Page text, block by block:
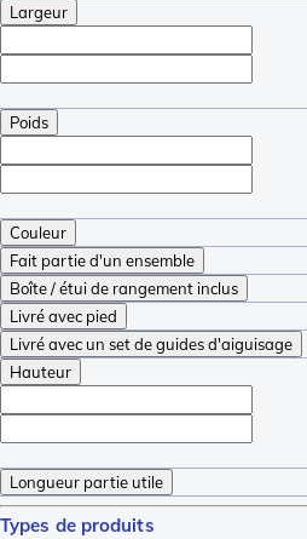
Largeur
Poids
Couleur
Fait partie d'un ensemble
Boîte / étui de rangement inclus
Livré avec pied
Livré avec un set de guides d'aiguisage
Hauteur
Longueur partie utile
Types de produits